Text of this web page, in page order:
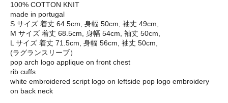
100% COTTON KNIT
made in portugal
S サイズ 着丈 64.5cm, 身幅 50cm, 袖丈 49cm,
M サイズ 着丈 68.5cm, 身幅 54cm, 袖丈 50cm,
L サイズ 着丈 71.5cm, 身幅 56cm, 袖丈 50cm,
(ラグランスリーブ）
pop arch logo applique on front chest
rib cuffs
white embroidered script logo on leftside pop logo embroidery
on back neck